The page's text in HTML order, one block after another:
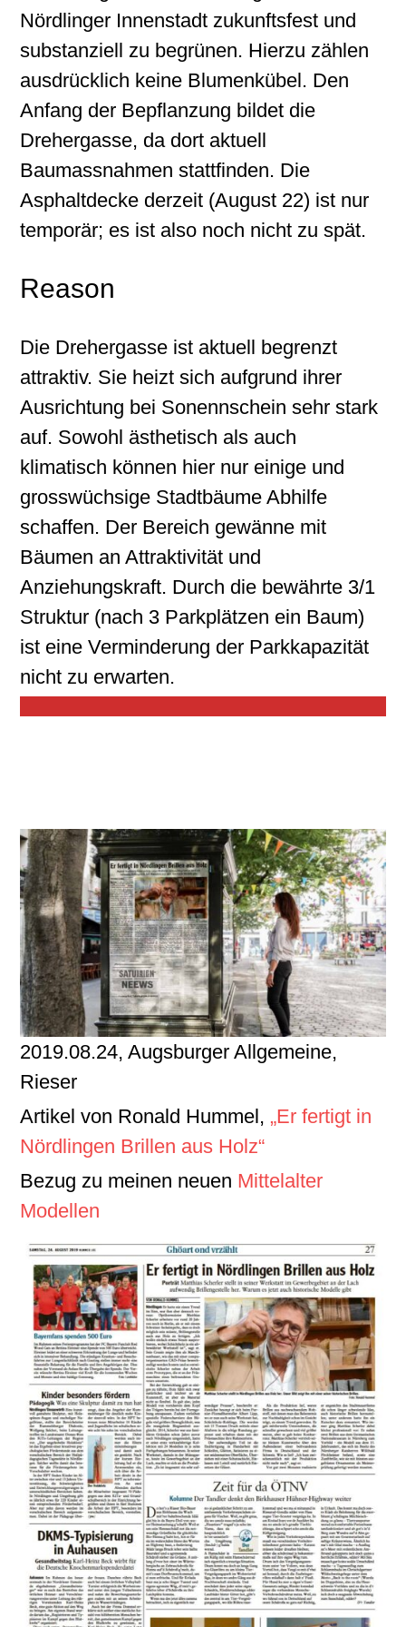
Nördlinger Innenstadt zukunftsfest und
substanziell zu begrünen. Hierzu zählen
ausdrücklich keine Blumenkübel. Den
Anfang der Bepflanzung bildet die
Drehergasse, da dort aktuell
Baumassnahmen stattfinden. Die
Asphaltdecke derzeit (August 22) ist nur
temporär; es ist also noch nicht zu spät.
Reason
Die Drehergasse ist aktuell begrenzt
attraktiv. Sie heizt sich aufgrund ihrer
Ausrichtung bei Sonennschein sehr stark
auf. Sowohl ästhetisch als auch
klimatisch können hier nur einige und
grosswüchsige Stadtbäume Abhilfe
schaffen. Der Bereich gewänne mit
Bäumen an Attraktivität und
Anziehungskraft. Durch die bewährte 3/1
Struktur (nach 3 Parkplätzen ein Baum)
ist eine Verminderung der Parkkapazität
nicht zu erwarten.
2019.08.24, Augsburger Allgemeine,
Rieser
Artikel von Ronald Hummel, „Er fertigt in
Nördlingen Brillen aus Holz“
Bezug zu meinen neuen Mittelalter
Modellen